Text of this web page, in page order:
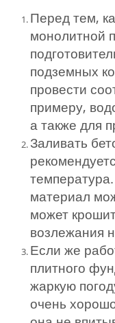
Перед тем,
монолитной
подземных
провести
примеру,
а также для
Заливать
материал
может
возлежания
Если же
плитного
жаркую
очень